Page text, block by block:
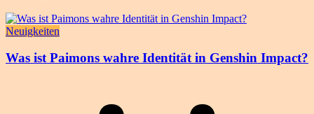
Neuigkeiten
Was ist Paimons wahre Identität in Genshin Impact?